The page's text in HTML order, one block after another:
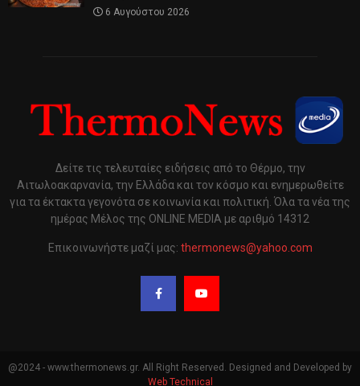
6 Αυγούστου 2026
Δείτε τις τελευταίες ειδήσεις από το Θέρμο, την
Αιτωλοακαρνανία, την Ελλάδα και τον κόσμο και ενημερωθείτε
για τα έκτακτα γεγονότα σε κοινωνία και πολιτική. Όλα τα νέα της
ημέρας Μέλος της ONLINE MEDIA με αριθμό 14312
Επικοινωνήστε μαζί μας: thermonews@yahoo.com
@2024 - www.thermonews.gr. All Right Reserved. Designed and Developed by
Web Technical